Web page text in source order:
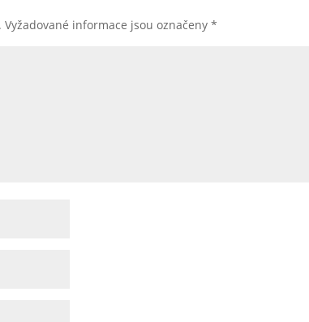
Vyžadované informace jsou označeny*